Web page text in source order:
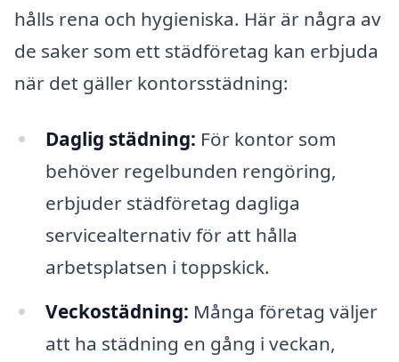
hålls rena och hygieniska. Här är några av
de saker som ett städföretag kan erbjuda
när det gäller kontorsstädning:
Daglig städning: För kontor som
behöver regelbunden rengöring,
erbjuder städföretag dagliga
servicealternativ för att hålla
arbetsplatsen i toppskick.
Veckostädning: Många företag väljer
att ha städning en gång i veckan,